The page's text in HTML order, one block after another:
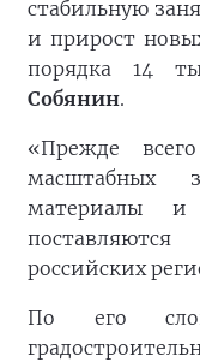
стабильную
и прирост
порядка 14
Собянин.
«Прежде
масштабных
материалы и
российских
По его